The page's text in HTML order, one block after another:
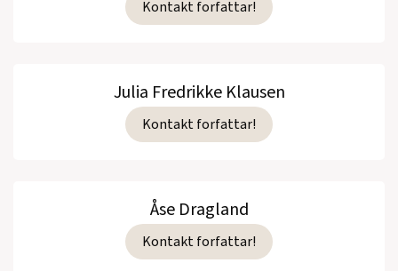
Kontakt forfattar!
Julia Fredrikke Klausen
Kontakt forfattar!
Åse Dragland
Kontakt forfattar!